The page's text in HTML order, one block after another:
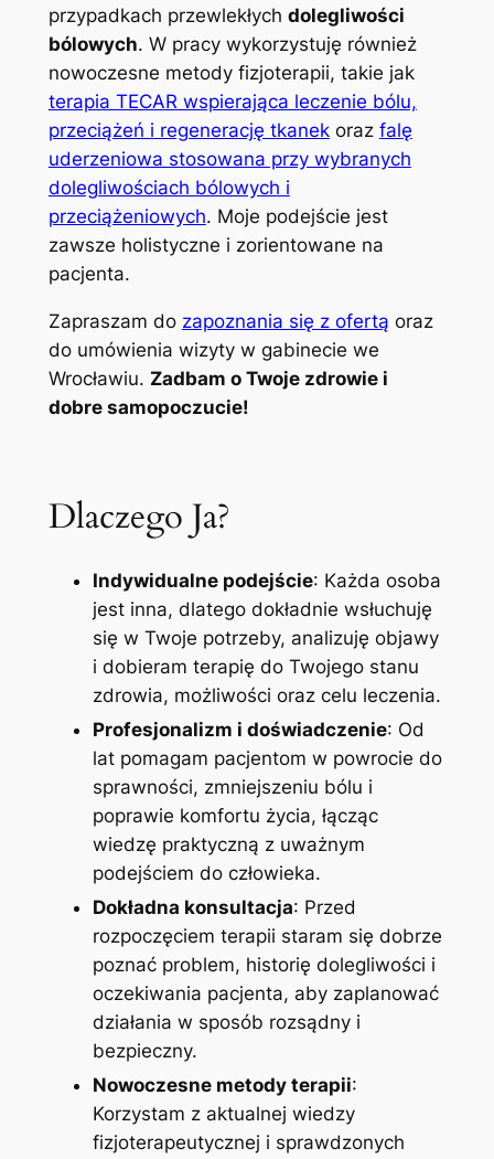
przypadkach przewlekłych dolegliwości
bólowych. W pracy wykorzystuję również
nowoczesne metody fizjoterapii, takie jak
terapia TECAR wspierająca leczenie bólu,
przeciążeń i regenerację tkanekoraz falę
uderzeniowa stosowana przy wybranych
dolegliwościach bólowych i
przeciążeniowych. Moje podejście jest
zawsze holistyczne i zorientowane na
pacjenta.
Zapraszam do zapoznania się z ofertą oraz
do umówienia wizyty w gabinecie we
Wrocławiu. Zadbam o Twoje zdrowie i
dobre samopoczucie!
Dlaczego Ja?
Indywidualne podejście: Każda osoba
jest inna, dlatego dokładnie wsłuchuję
się w Twoje potrzeby, analizuję objawy
i dobieram terapię do Twojego stanu
zdrowia, możliwości oraz celu leczenia.
Profesjonalizm i doświadczenie: Od
lat pomagam pacjentom w powrocie do
sprawności, zmniejszeniu bólu i
poprawie komfortu życia, łącząc
wiedzę praktyczną z uważnym
podejściem do człowieka.
Dokładna konsultacja: Przed
rozpoczęciem terapii staram się dobrze
poznać problem, historię dolegliwości i
oczekiwania pacjenta, aby zaplanować
działania w sposób rozsądny i
bezpieczny.
Nowoczesne metody terapii:
Korzystam z aktualnej wiedzy
fizjoterapeutycznej i sprawdzonych